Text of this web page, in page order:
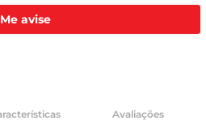
Me avise
Avaliações